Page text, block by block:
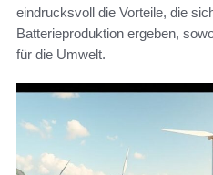
eindrucksvoll die Vorteile, die
Batterieproduktion ergeben,
für die Umwelt.